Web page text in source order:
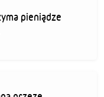
pieniądze